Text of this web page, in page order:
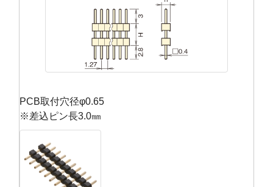
PCB取付穴径φ0.65
※差込ピン長3.0㎜